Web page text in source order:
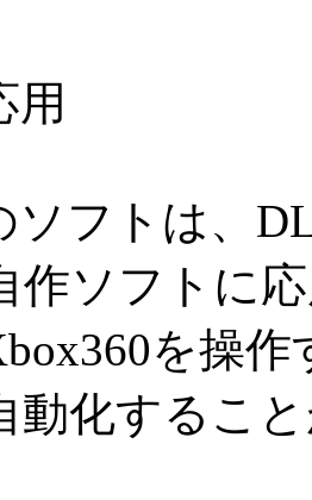
用
フトは、
作ソフトに
を操作
動化するこ